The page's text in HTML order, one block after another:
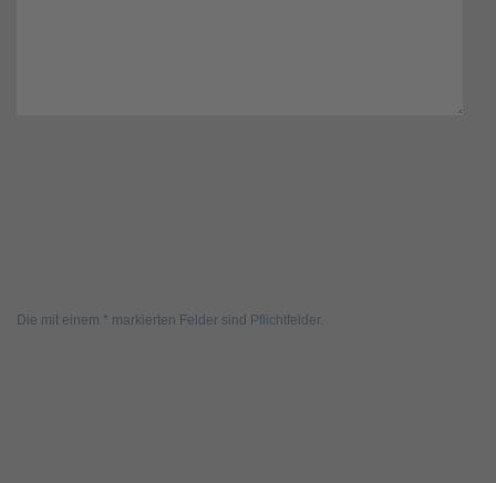
Die mit einem * markierten Felder sind Pflichtfelder.